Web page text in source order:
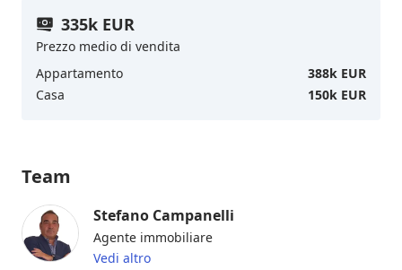
335k EUR
Prezzo medio di vendita
Appartamento
388k EUR
Casa
150k EUR
Team
Stefano Campanelli
Agente immobiliare
Vedi altro